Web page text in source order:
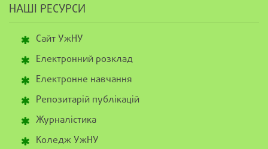
НАШІ РЕСУРСИ
Сайт УжНУ
Електронний розклад
Електронне навчання
Репозитарій публікацій
Журналістика
Коледж УжНУ